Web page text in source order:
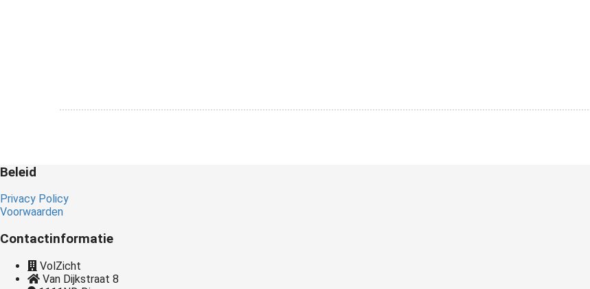
Beleid
Privacy Policy
Voorwaarden
Contactinformatie
VolZicht
Van Dijkstraat 8